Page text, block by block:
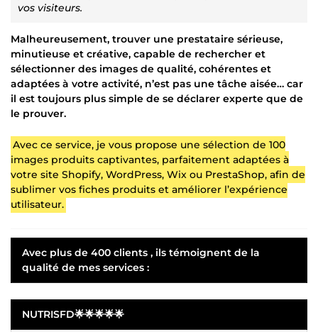
vos visiteurs.
Malheureusement, trouver une prestataire sérieuse,
minutieuse et créative, capable de rechercher et
sélectionner des images de qualité, cohérentes et
adaptées à votre activité, n’est pas une tâche aisée… car
il est toujours plus simple de se déclarer experte que de
le prouver.
Avec ce service, je vous propose une sélection de 100
images produits captivantes, parfaitement adaptées à
votre site Shopify, WordPress, Wix ou PrestaShop, afin de
sublimer vos fiches produits et améliorer l’expérience
utilisateur.
Avec plus de 400 clients , ils témoignent de la
qualité de mes services :
NUTRISFD🌟🌟🌟🌟🌟